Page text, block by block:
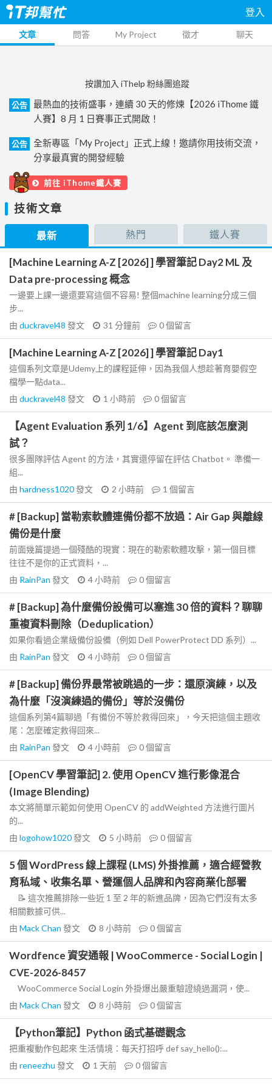
登入
文章 問答 My Project 徵才 聊天
按讚加入 iThelp 粉絲團追蹤
公告
最熱血的技術盛事，連續 30 天的修煉【2026 iThome 鐵
人賽】8 月 1 日賽事正式開啟！
公告
全新專區「My Project」正式上線！邀請你用技術交流，
分享最真實的開發經驗
前往 iThome鐵人賽
技術文章
最新 熱門 鐵人賽
[Machine Learning A-Z [2026] ] 學習筆記 Day2 ML 及
Data pre-processing 概念
一邊要上課一邊還要寫這個不容易! 整個machine learning分成三個
步...
由 duckravel48 發文 31 分鐘前 0個留言
[Machine Learning A-Z [2026] ] 學習筆記 Day1
這個系列文章是Udemy上的課程延伸，因為我個人想趁著育嬰假空
檔學一點data...
由 duckravel48 發文 1 小時前 0個留言
【Agent Evaluation 系列 1/6】Agent 到底該怎麼測
試？
很多團隊評估 Agent 的方法，其實還停留在評估 Chatbot。 準備一
組...
由 hardness1020發文 2 小時前 1 個留言
# [Backup] 當勒索軟體連備份都不放過：Air Gap 與離線
備份是什麼
前面幾篇提過一個殘酷的現實：現在的勒索軟體攻擊，第一個目標
往往不是你的正式資料，...
由 RainPan 發文 4 小時前 0個留言
# [Backup] 為什麼備份設備可以塞進 30 倍的資料？聊聊
重複資料刪除（Deduplication）
如果你看過企業級備份設備（例如 Dell PowerProtect DD 系列）...
由 RainPan 發文 4 小時前 0個留言
# [Backup] 備份界最常被跳過的一步：還原演練，以及
為什麼「沒演練過的備份」等於沒備份
這個系列第4篇聊過「有備份不等於救得回來」，今天把這個主題收
尾：怎麼確定救得回來...
由 RainPan 發文 4 小時前 0個留言
[OpenCV 學習筆記] 2. 使用 OpenCV 進行影像混合
(Image Blending)
本文將簡單示範如何使用 OpenCV 的 addWeighted 方法進行圖片
的...
由 logohow1020發文 5 小時前 0個留言
5 個 WordPress 線上課程 (LMS) 外掛推薦，適合經營教
育私域、收集名單、營運個人品牌和內容商業化部署
📝 這次推薦排除一些近 1 至 2 年的新進品牌，因為它們沒有太多
相關數據可供...
由 Mack Chan 發文 8 小時前 0個留言
Wordfence 資安通報 | WooCommerce - Social Login |
CVE-2026-8457
WooCommerce Social Login 外掛爆出嚴重驗證繞過漏洞，使...
由 Mack Chan 發文 8 小時前 0個留言
【Python筆記】Python 函式基礎觀念
把重複動作包起來 生活情境：每天打招呼 def say_hello():...
由 reneezhu 發文 1 天前 0個留言